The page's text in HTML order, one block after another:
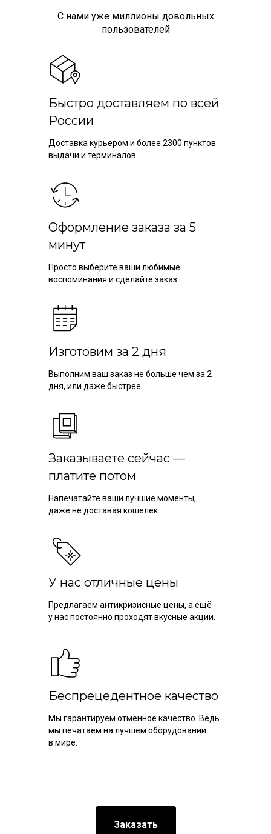
С нами уже миллионы довольных
пользователей
Быстро доставляем по всей
России
Доставка курьером и более 2300 пунктов
выдачи и терминалов.
Оформление заказа за 5
минут
Просто выберите ваши любимые
воспоминания и сделайте заказ.
Изготовим за 2 дня
Выполним ваш заказ не больше чем за 2
дня, или даже быстрее.
Заказываете сейчас —
платите потом
Напечатайте ваши лучшие моменты,
даже не доставая кошелек.
У нас отличные цены
Предлагаем антикризисные цены, а ещё
у нас постоянно проходят вкусные акции.
Беспрецедентное качество
Мы гарантируем отменное качество. Ведь
мы печатаем на лучшем оборудовании
в мире.
Заказать